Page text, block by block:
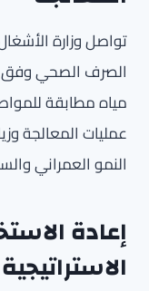
تواصل وزارة
الصرف الصحي وفق
مياه مطابقة
عمليات المعالجة
النمو العمراني
إعادة